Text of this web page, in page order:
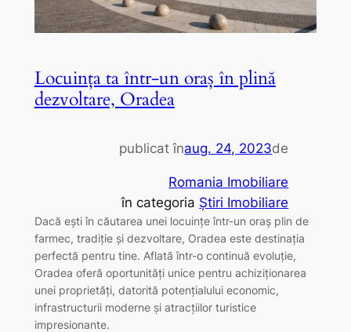
Locuința ta într-un oraș în plină
dezvoltare, Oradea
publicat înaug. 24, 2023de
Romania Imobiliare
în categoria Știri Imobiliare
Dacă ești în căutarea unei locuințe într-un oraș plin de
farmec, tradiție și dezvoltare, Oradea este destinația
perfectă pentru tine. Aflată într-o continuă evoluție,
Oradea oferă oportunități unice pentru achiziționarea
unei proprietăți, datorită potențialului economic,
infrastructurii moderne și atracțiilor turistice
impresionante.